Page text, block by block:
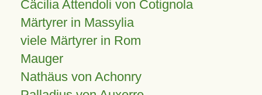
Cäcilia Attendoli von Cotignola
Märtyrer in Massylia
viele Märtyrer in Rom
Mauger
Nathäus von Achonry